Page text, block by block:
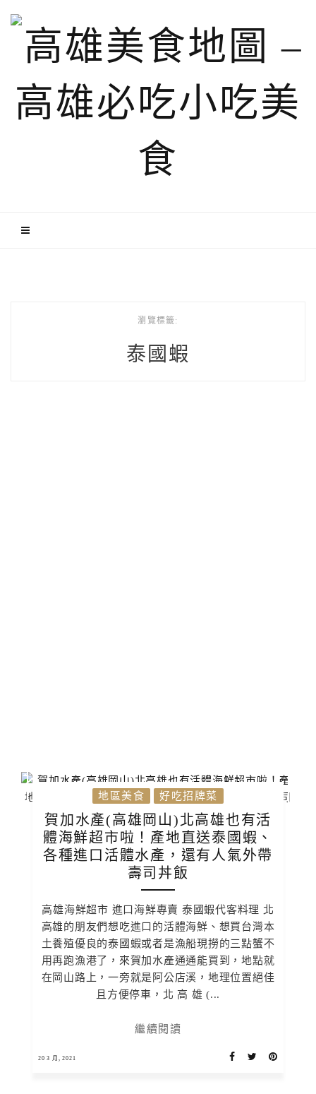
瀏覽標籤:
泰國蝦
地區美食 好吃招牌菜
賀加水產(高雄岡山)北高雄也有活
體海鮮超市啦！產地直送泰國蝦、
各種進口活體水產，還有人氣外帶
壽司丼飯
高雄海鮮超市 進口海鮮專賣 泰國蝦代客料理 北
高雄的朋友們想吃進口的活體海鮮、想買台灣本
土養殖優良的泰國蝦或者是漁船現撈的三點蟹不
用再跑漁港了，來賀加水產通通能買到，地點就
在岡山路上，一旁就是阿公店溪，地理位置絕佳
且方便停車，北 高 雄 (...
繼續閱讀
20 3 月, 2021